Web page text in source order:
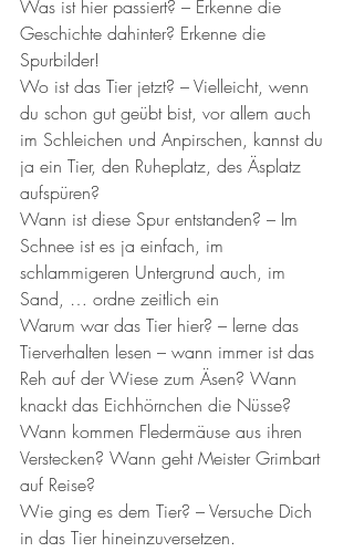
Was ist hier passiert? – Erkenne die
Geschichte dahinter? Erkenne die
Spurbilder!
Wo ist das Tier jetzt? – Vielleicht, wenn
du schon gut geübt bist, vor allem auch
im Schleichen und Anpirschen, kannst du
ja ein Tier, den Ruheplatz, des Äsplatz
aufspüren?
Wann ist diese Spur entstanden? – Im
Schnee ist es ja einfach, im
schlammigeren Untergrund auch, im
Sand, … ordne zeitlich ein
Warum war das Tier hier? – lerne das
Tierverhalten lesen – wann immer ist das
Reh auf der Wiese zum Äsen? Wann
knackt das Eichhörnchen die Nüsse?
Wann kommen Fledermäuse aus ihren
Verstecken? Wann geht Meister Grimbart
auf Reise?
Wie ging es dem Tier? – Versuche Dich
in das Tier hineinzuversetzen.